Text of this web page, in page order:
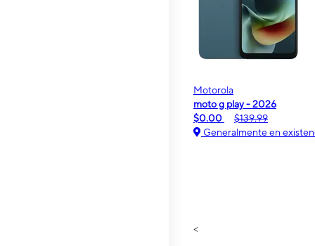
Motorola
moto g play - 2026
$0.00
$139.99
Generalmente en
<